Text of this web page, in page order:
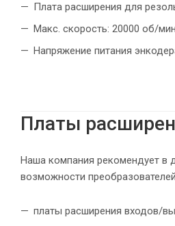
Плата расширения для
Макс. скорость: 20000 об/
Напряжение питания
Платы
Наша компания рекомендует в
возможности
платы расширения входов/